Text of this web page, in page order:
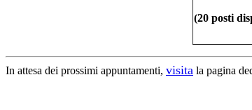
(20 posti
In attesa dei prossimi appuntamenti, visita la pagina